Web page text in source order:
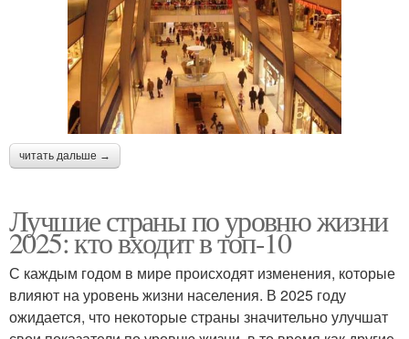
читать дальше →
Лучшие страны по уровню жизни
2025: кто входит в топ-10
С каждым годом в мире происходят изменения, которые
влияют на уровень жизни населения. В 2025 году
ожидается, что некоторые страны значительно улучшат